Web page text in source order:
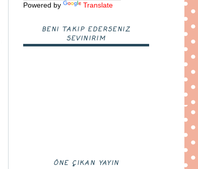
Powered by Translate
BENI TAKIP EDERSENIZ
SEVINIRIM
ÖNE ÇIKAN YAYIN